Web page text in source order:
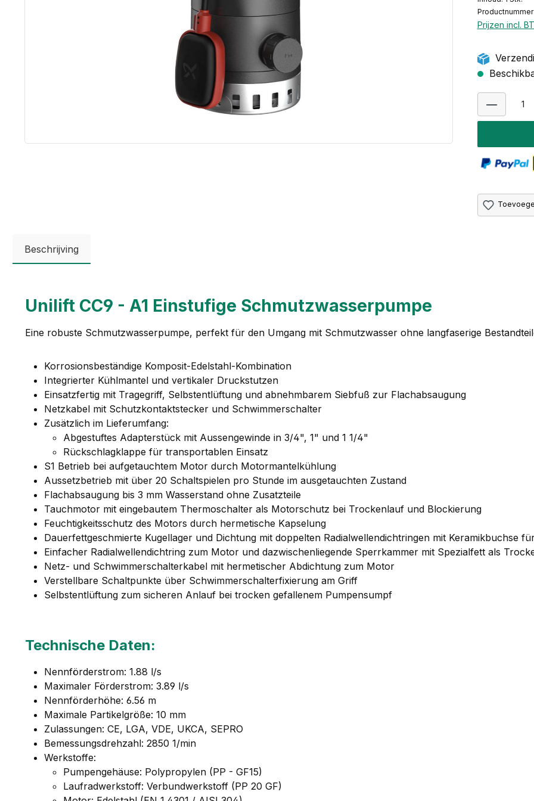
Prijzen incl.
Beschrijving
Unilift CC9 - A1 Einstufige Schmutzwasserpumpe
Eine robuste Schmutzwasserpumpe, perfekt für den Umgang mit Schmutzwasser ohne langfaserige
Korrosionsbeständige Komposit-Edelstahl-Kombination
Integrierter Kühlmantel und vertikaler Druckstutzen
Einsatzfertig mit Tragegriff, Selbstentlüftung und abnehmbarem Siebfuß zur Flachabsaugung
Netzkabel mit Schutzkontaktstecker und Schwimmerschalter
Zusätzlich im Lieferumfang:
Abgestuftes Adapterstück mit Aussengewinde in 3/4", 1" und 1 1/4"
Rückschlagklappe für transportablen Einsatz
S1 Betrieb bei aufgetauchtem Motor durch Motormantelkühlung
Aussetzbetrieb mit über 20 Schaltspielen pro Stunde im ausgetauchten Zustand
Flachabsaugung bis 3 mm Wasserstand ohne Zusatzteile
Tauchmotor mit eingebautem Thermoschalter als Motorschutz bei Trockenlauf und Blockierung
Feuchtigkeitsschutz des Motors durch hermetische Kapselung
Dauerfettgeschmierte Kugellager und Dichtung mit doppelten Radialwellendichtringen mit Keramikbuchse
Einfacher Radialwellendichtring zum Motor und dazwischenliegende Sperrkammer mit Spezialfett als
Netz- und Schwimmerschalterkabel mit hermetischer Abdichtung zum Motor
Verstellbare Schaltpunkte über Schwimmerschalterfixierung am Griff
Selbstentlüftung zum sicheren Anlauf bei trocken gefallenem Pumpensumpf
Technische Daten:
Nennförderstrom: 1.88 l/s
Maximaler Förderstrom: 3.89 l/s
Nennförderhöhe: 6.56 m
Maximale Partikelgröße: 10 mm
Zulassungen: CE, LGA, VDE, UKCA, SEPRO
Bemessungsdrehzahl: 2850 1/min
Werkstoffe:
Pumpengehäuse: Polypropylen (PP - GF15)
Laufradwerkstoff: Verbundwerkstoff (PP 20 GF)